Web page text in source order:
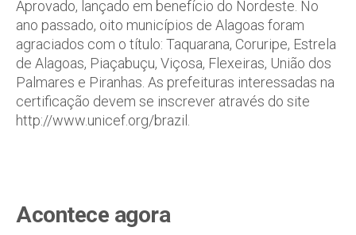
Aprovado, lançado em benefício do Nordeste. No
ano passado, oito municípios de Alagoas foram
agraciados com o título: Taquarana, Coruripe, Estrela
de Alagoas, Piaçabuçu, Viçosa, Flexeiras, União dos
Palmares e Piranhas. As prefeituras interessadas na
certificação devem se inscrever através do site
http://www.unicef.org/brazil.
Acontece agora